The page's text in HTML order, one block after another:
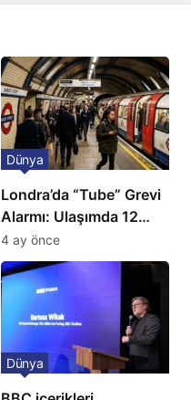
Londra’da “Tube” Grevi
Alarmı: Ulaşımda 12
Günlük Kaos Kapıda
Dünya
4 ay önce
Dünya